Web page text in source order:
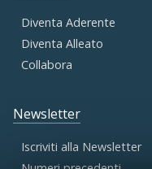
Diventa Aderente
Diventa Alleato
Collabora
Newsletter
Iscriviti alla Newsletter